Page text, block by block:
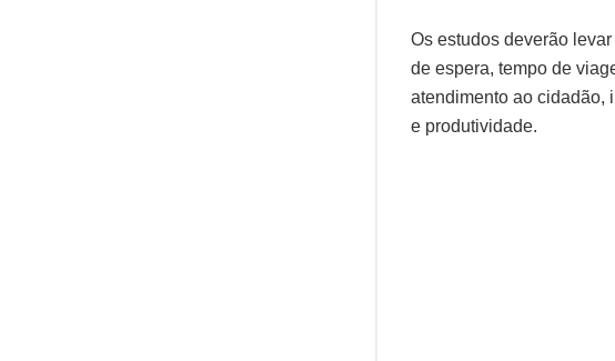
Os estudos deverão
de espera, tempo de
atendimento ao cidadão,
e produtividade.